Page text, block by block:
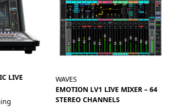
LIVE
WAVES
EMOTION LV1 LIVE MIXER – 64
STEREO CHANNELS